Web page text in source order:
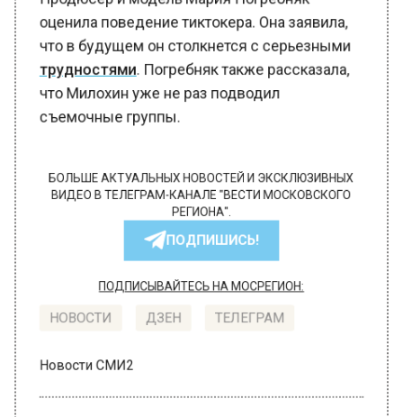
Продюсер и модель Мария Погребняк
оценила поведение тиктокера. Она заявила,
что в будущем он столкнется с серьезными
трудностями. Погребняк также рассказала,
что Милохин уже не раз подводил
БОЛЬШЕ АКТУАЛЬНЫХ НОВОСТЕЙ И ЭКСКЛЮЗИВНЫХ
ВИДЕО В ТЕЛЕГРАМ-КАНАЛЕ "ВЕСТИ МОСКОВСКОГО
РЕГИОНА".
ПОДПИШИСЬ!
ПОДПИСЫВАЙТЕСЬ НА МОСРЕГИОН:
Новости СМИ2